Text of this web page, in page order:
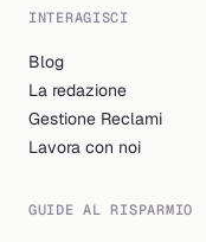
INTERAGISCI
Blog
La redazione
Gestione Reclami
Lavora con noi
GUIDE AL RISPARMIO